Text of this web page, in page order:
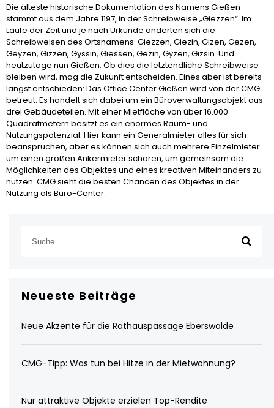
Die älteste historische Dokumentation des Namens Gießen
stammt aus dem Jahre 1197, in der Schreibweise „Giezzen“. Im
Laufe der Zeit und je nach Urkunde änderten sich die
Schreibweisen des Ortsnamens: Giezzen, Giezin, Gizen, Gezen,
Geyzen, Gizzen, Gyssin, Giessen, Gezin, Gyzen, Gizsin. Und
heutzutage nun Gießen. Ob dies die letztendliche Schreibweise
bleiben wird, mag die Zukunft entscheiden. Eines aber ist bereits
längst entschieden: Das Office Center Gießen wird von der CMG
betreut. Es handelt sich dabei um ein Büroverwaltungsobjekt aus
drei Gebäudeteilen. Mit einer Mietfläche von über 16.000
Quadratmetern besitzt es ein enormes Raum- und
Nutzungspotenzial. Hier kann ein Generalmieter alles für sich
beanspruchen, aber es können sich auch mehrere Einzelmieter
um einen großen Ankermieter scharen, um gemeinsam die
Möglichkeiten des Objektes und eines kreativen Miteinanders zu
nutzen. CMG sieht die besten Chancen des Objektes in der
Nutzung als Büro-Center.
Neueste Beiträge
Neue Akzente für die Rathauspassage Eberswalde
CMG-Tipp: Was tun bei Hitze in der Mietwohnung?
Nur attraktive Objekte erzielen Top-Rendite